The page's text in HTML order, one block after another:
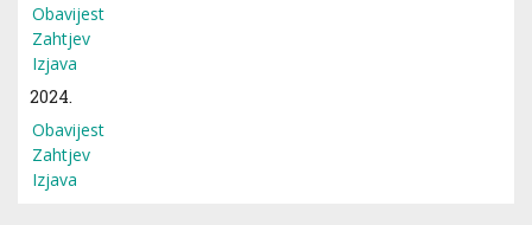
Obavijest
Zahtjev
Izjava
2024.
Obavijest
Zahtjev
Izjava